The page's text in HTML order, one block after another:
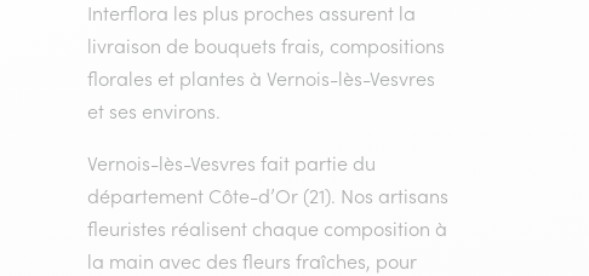
Interflora les plus proches assurent la
livraison de bouquets frais, compositions
florales et plantes à Vernois-lès-Vesvres
et ses environs.
Vernois-lès-Vesvres fait partie du
département Côte-d’Or (21). Nos artisans
fleuristes réalisent chaque composition à
la main avec des fleurs fraîches, pour